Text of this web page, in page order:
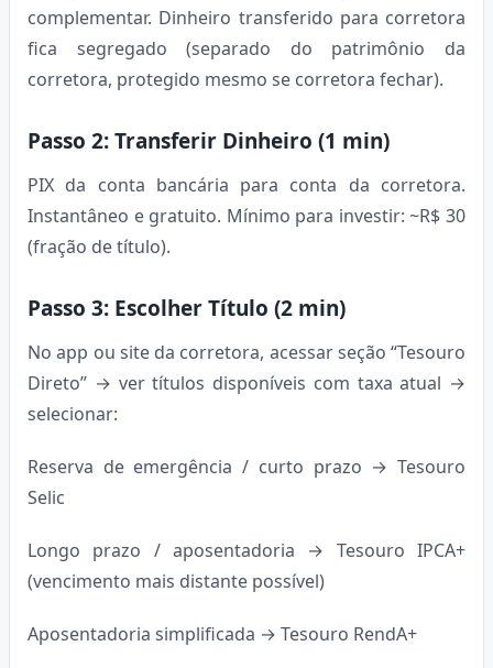
complementar. Dinheiro transferido para corretora
fica segregado (separado do patrimônio da
corretora, protegido mesmo se corretora fechar).
Passo 2: Transferir Dinheiro (1 min)
PIX da conta bancária para conta da corretora.
Instantâneo e gratuito. Mínimo para investir: ~R$ 30
(fração de título).
Passo 3: Escolher Título (2 min)
No app ou site da corretora, acessar seção “Tesouro
Direto” → ver títulos disponíveis com taxa atual →
selecionar:
Reserva de emergência / curto prazo → Tesouro
Selic
Longo prazo / aposentadoria → Tesouro IPCA+
(vencimento mais distante possível)
Aposentadoria simplificada → Tesouro RendA+